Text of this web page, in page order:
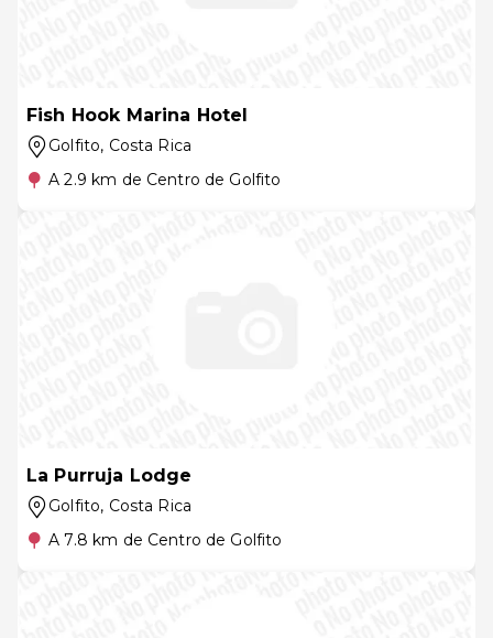
Fish Hook Marina Hotel
Golfito, Costa Rica
A 2.9 km de Centro de Golfito
La Purruja Lodge
Golfito, Costa Rica
A 7.8 km de Centro de Golfito